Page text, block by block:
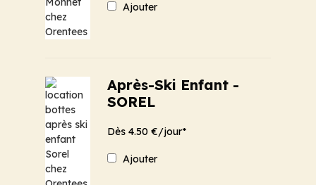
Ajouter
Après-Ski Enfant -
SOREL
Dès 4.50 €/jour*
Ajouter